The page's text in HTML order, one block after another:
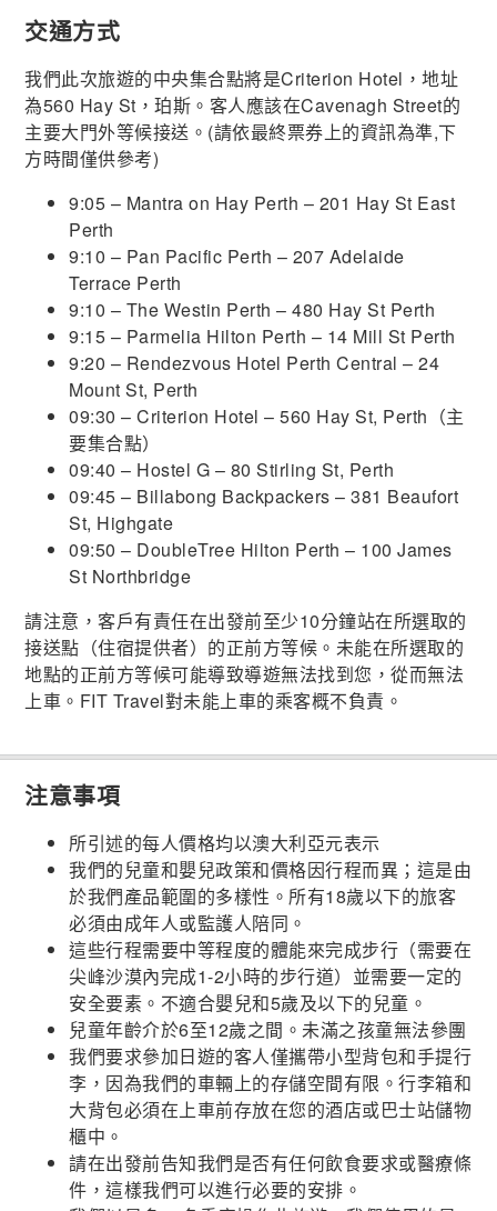
交通方式
我們此次旅遊的中央集合點將是Criterion Hotel，地址
為560 Hay St，珀斯。客人應該在Cavenagh Street的
主要大門外等候接送。(請依最終票券上的資訊為準,下
方時間僅供參考)
9:05 – Mantra on Hay Perth – 201 Hay St East
Perth
9:10 – Pan Pacific Perth – 207 Adelaide
Terrace Perth
9:10 – The Westin Perth – 480 Hay St Perth
9:15 – Parmelia Hilton Perth – 14 Mill St Perth
9:20 – Rendezvous Hotel Perth Central – 24
Mount St, Perth
09:30 – Criterion Hotel – 560 Hay St, Perth（主
要集合點）
09:40 – Hostel G – 80 Stirling St, Perth
09:45 – Billabong Backpackers – 381 Beaufort
St, Highgate
09:50 – DoubleTree Hilton Perth – 100 James
St Northbridge
請注意，客戶有責任在出發前至少10分鐘站在所選取的
接送點（住宿提供者）的正前方等候。未能在所選取的
地點的正前方等候可能導致導遊無法找到您，從而無法
上車。FIT Travel對未能上車的乘客概不負責。
注意事項
所引述的每人價格均以澳大利亞元表示
我們的兒童和嬰兒政策和價格因行程而異；這是由
於我們產品範圍的多樣性。所有18歲以下的旅客
必須由成年人或監護人陪同。
這些行程需要中等程度的體能來完成步行（需要在
尖峰沙漠內完成1-2小時的步行道）並需要一定的
安全要素。不適合嬰兒和5歲及以下的兒童。
兒童年齡介於6至12歲之間。未滿之孩童無法參團
我們要求參加日遊的客人僅攜帶小型背包和手提行
李，因為我們的車輛上的存儲空間有限。行李箱和
大背包必須在上車前存放在您的酒店或巴士站儲物
櫃中。
請在出發前告知我們是否有任何飲食要求或醫療條
件，這樣我們可以進行必要的安排。